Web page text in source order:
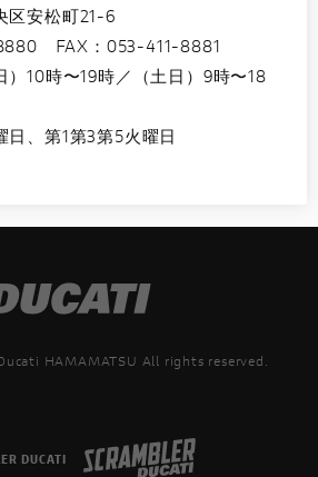
区安松町21-6
FAX：053-411-8881
）10時〜19時／（土日）9時〜18
日、第1第3第5火曜日
HAMAMATSU All rights reserved.
DUCATI